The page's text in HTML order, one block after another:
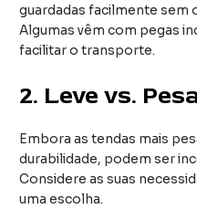
guardadas facilmente sem
Algumas vêm com pegas
facilitar o transporte.
2. Leve vs.
Embora as tendas mais
durabilidade, podem ser
Considere as suas
uma escolha.